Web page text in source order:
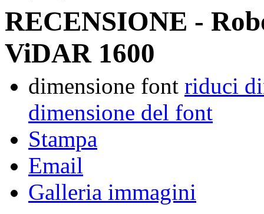
RECENSIONE -
ViDAR 1600
dimensione font riduci
dimensione del font
Stampa
Email
Galleria immagini